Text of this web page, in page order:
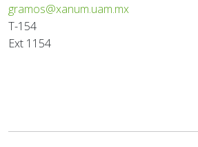
gramos@xanum.uam.mx
T-154
Ext 1154